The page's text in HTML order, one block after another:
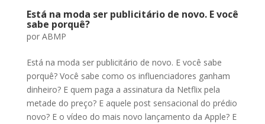
Está na moda ser publicitário de novo. E você
sabe porquê?
por ABMP
Está na moda ser publicitário de novo. E você sabe
porquê? Você sabe como os influenciadores ganham
dinheiro? E quem paga a assinatura da Netflix pela
metade do preço? E aquele post sensacional do prédio
novo? E o vídeo do mais novo lançamento da Apple? E